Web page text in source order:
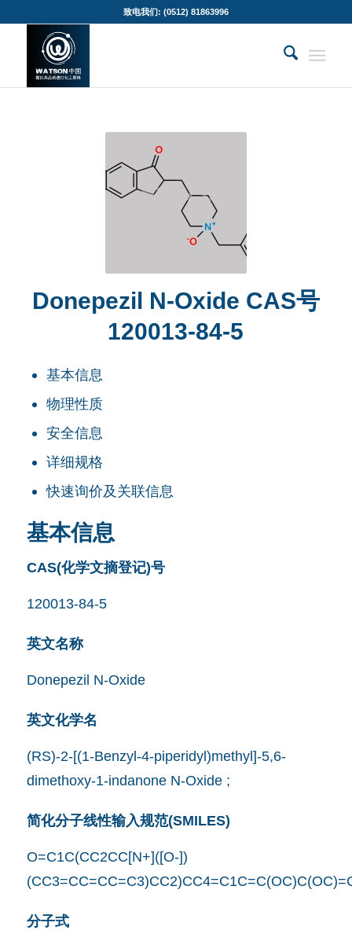
致电我们: (0512) 81863996
Donepezil N-Oxide CAS号
120013-84-5
基本信息
物理性质
安全信息
详细规格
快速询价及关联信息
基本信息
CAS(化学文摘登记)号
120013-84-5
英文名称
Donepezil N-Oxide
英文化学名
(RS)-2-[(1-Benzyl-4-piperidyl)methyl]-5,6-
dimethoxy-1-indanone N-Oxide ;
简化分子线性输入规范(SMILES)
O=C1C(CC2CC[N+]([O-])
分子式